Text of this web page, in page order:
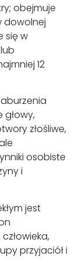
obejmuje
dowolnej
się w
12
złośliwe,
osobiste
i
jest
przyjaciół i